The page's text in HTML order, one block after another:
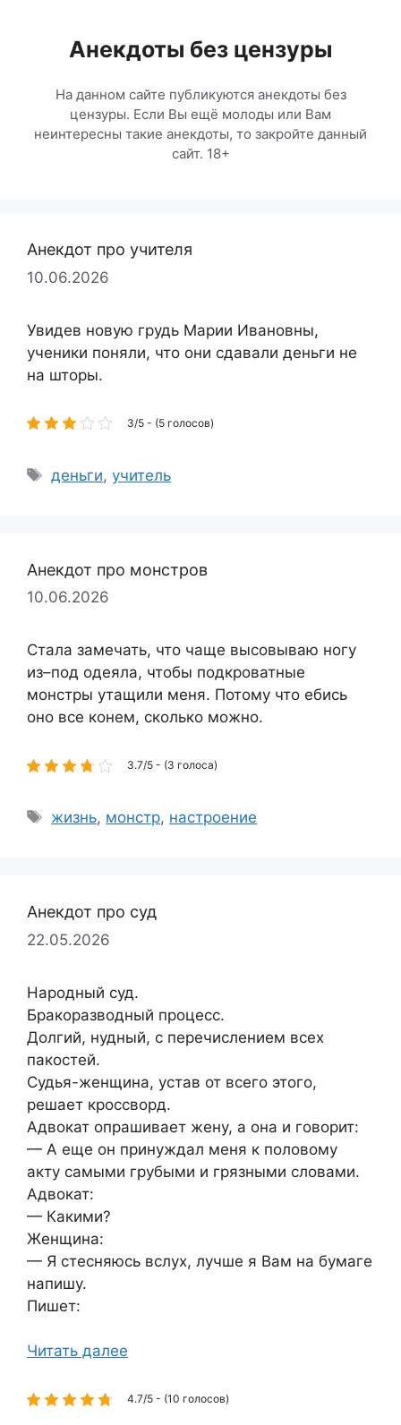
содержимомуАнекдоты без цензуры
На данном сайте публикуются анекдоты без
цензуры. Если Вы ещё молоды или Вам
неинтересны такие анекдоты, то закройте данный
сайт. 18+
Анекдот про учителя
10.06.2026
Увидев новую грудь Марии Ивановны,
ученики поняли, что они сдавали деньги не
на шторы.
3/5 - (5 голосов)
Метки
деньги,учитель
Анекдот про монстров
10.06.2026
Стала замечать, что чаще высовываю ногу
из–под одеяла, чтобы подкроватные
монстры утащили меня. Потому что ебись
оно все конем, сколько можно.
3.7/5 - (3 голоса)
Метки
жизнь, монстр, настроение
Анекдот про суд
22.05.2026
Народный суд.
Бракоразводный процесс.
Долгий, нудный, с перечислением всех
пакостей.
Судья-женщина, устав от всего этого,
решает кроссворд.
Адвокат опрашивает жену, а она и говорит:
— А еще он принуждал меня к половому
акту самыми грубыми и грязными словами.
Адвокат:
— Какими?
Женщина:
— Я стесняюсь вслух, лучше я Вам на бумаге
напишу.
Пишет:
Читать далее
4.7/5 - (10 голосов)